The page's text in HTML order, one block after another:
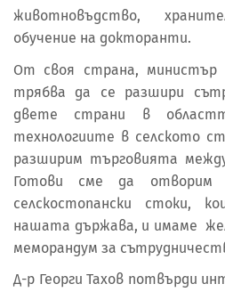
животновъдство,
обучение на докторанти.
От своя страна, министър
трябва да се разшири
двете страни в
технологиите в селското
разширим търговията
Готови сме да отворим
селскостопански стоки,
нашата държава, и имаме
меморандум за
Д-р Георги Тахов потвърди